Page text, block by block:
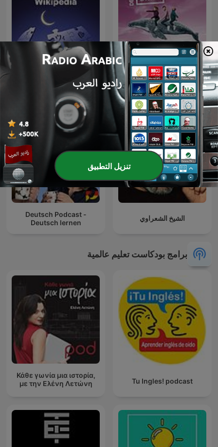
دورة الألمانية DEINE BAND مع
الفرقة الموسيقية
ok.danke.tschüss | مقاطع
صوت | تعلم
Einschlafen mit Wikipedia
الشيخ الشعراوي
Deutsch Podcast -
Deutsch lernen
برامج بودكاست تعليم عالمية
Tu Ingles! podcast
Κάθε γωνία μια ιστορία,
με την Ελένη Λετώνη
تنزيل التطبيق